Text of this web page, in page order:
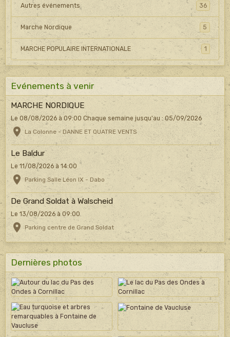
Autres événements 36
Marche Nordique 5
MARCHE POPULAIRE INTERNATIONALE 1
Evénements à venir
MARCHE NORDIQUE
Le 08/08/2026 à 09:00 Chaque semaine jusqu'au : 05/09/2026
La Colonne - DANNE ET QUATRE VENTS
Le Baldur
Le 11/08/2026 à 14:00
Parking Salle Léon IX - Dabo
De Grand Soldat à Walscheid
Le 13/08/2026 à 09:00
Parking centre de Grand Soldat
Dernières photos